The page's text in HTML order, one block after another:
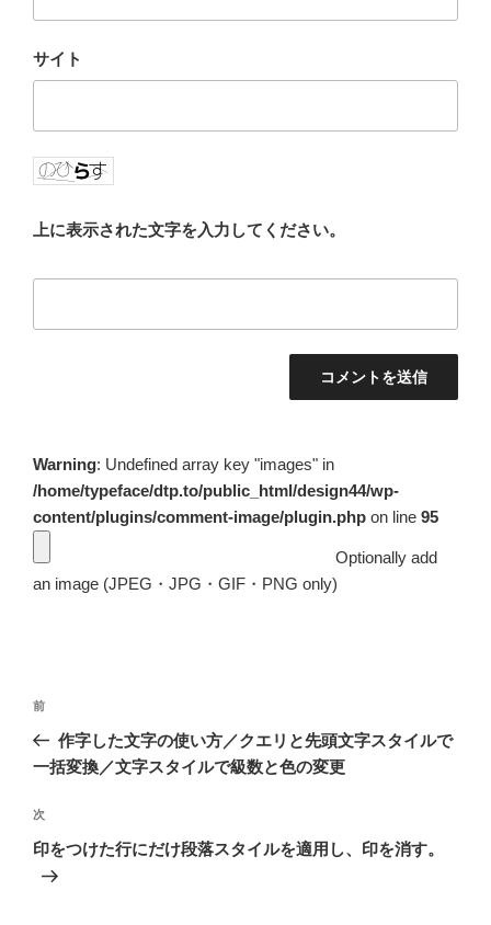
サイト
上に表示された文字を入力してください。
Warning: Undefined array key "images" in
/home/typeface/dtp.to/public_html/design44/wp-
content/plugins/comment-image/plugin.php on line 95
Optionally add
an image (JPEG・JPG・GIF・PNG only)
投
ナ
ゲ
ー
シ
前
の
前
作字した文字の使い方／クエリと先頭文字スタイルで
一括変換／文字スタイルで級数と色の変更
次
の
次
印をつけた行にだけ段落スタイルを適用し、印を消す。